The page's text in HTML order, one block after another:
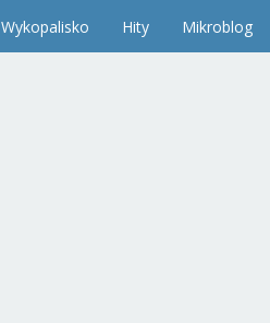
Wykopalisko Hity Mikroblog